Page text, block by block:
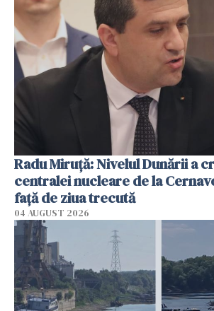
Radu Miruţă: Nivelul Dunării a
centralei nucleare de la
faţă de ziua trecută
04 AUGUST 2026